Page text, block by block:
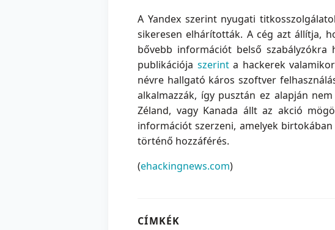
A Yandex szerint nyugati
sikeresen elhárították. A cég azt állítja,
bővebb információt belső
publikációja szerinta hackerek
névre hallgató káros szoftver
alkalmazzák, így pusztán ez alapján
Zéland, vagy Kanada állt az akció
információt szerzeni, amelyek
történő hozzáférés.
(ehackingnews.com)
CÍMKÉK